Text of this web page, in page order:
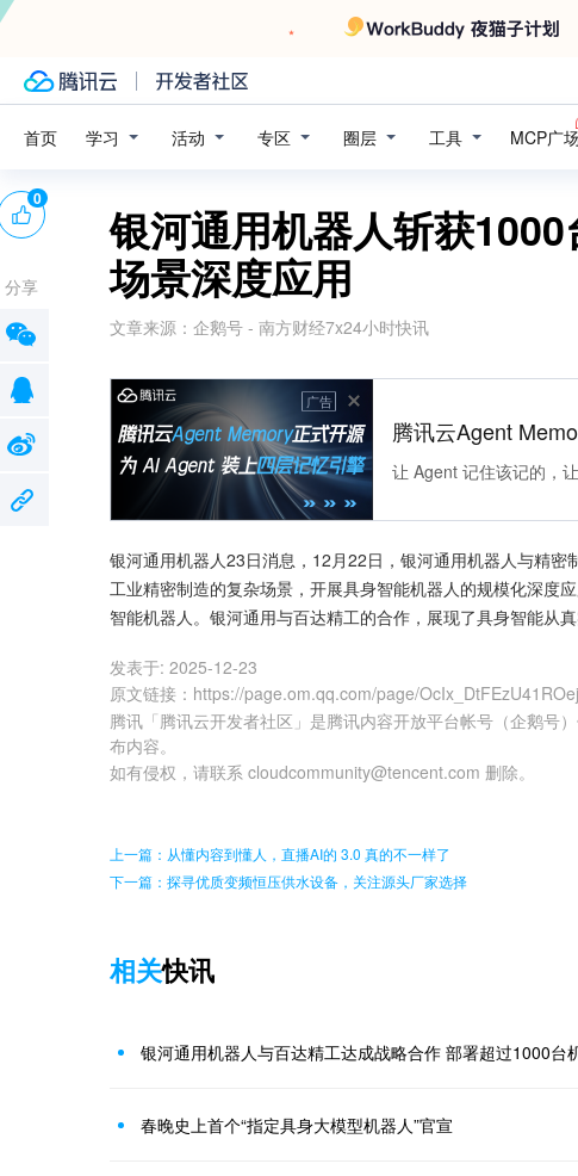
首页 学习 活动 专区 圈层 工具 MCP广场
银河通用机器人斩获
场景深度应用
文章来源： 企鹅号 - 南方财经7x24小时快讯
广告
腾讯云Agent
让 Agent 记住该记的，
银河通用机器人23日消息，12月22日，银河通用机器人与精
工业精密制造的复杂场景，开展具身智能机器人的规模化深度
智能机器人。银河通用与百达精工的合作，展现了具身智能从
发表于: 2025-12-23
原文链接 ： https://page.om.qq.com/page/
腾讯「腾讯云开发者社区」是腾讯内容开放平台帐号（企鹅号
布内容。
如有侵权，请联系 cloudcommunity@tencent.com 删除。
0
分享
上一篇：从懂内容到懂人，直播AI的 3.0 真的不一样了
下一篇：探寻优质变频恒压供水设备，关注源头厂家选择
相关快讯
银河通用机器人与百达精工达成战略合作 部署超过1000台
春晚史上首个“指定具身大模型机器人”官宣